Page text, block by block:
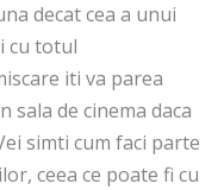
decat cea a unui
cu totul
iti va parea
sala de cinema daca
simti cum faci parte
ceea ce poate fi cu